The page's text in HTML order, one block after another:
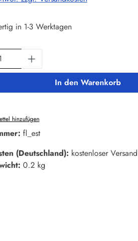
in 1-3 Werktagen
Anzahl: Gib den
In den Warenkorb
hinzufügen
fl_est
(Deutschland): kostenloser Versand
0.2 kg